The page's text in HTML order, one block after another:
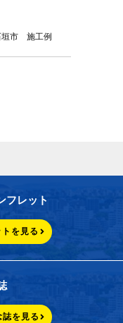
市 施工例
フレット
を見る
を見る